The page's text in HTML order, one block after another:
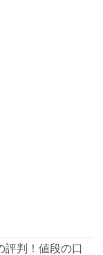
評判！値段の口